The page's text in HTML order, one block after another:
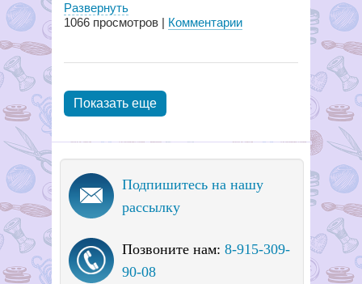
Развернуть
1066 просмотров | Комментарии
Показать еще
Подпишитесь на нашу
рассылку
Позвоните нам: 8-915-309-
90-08